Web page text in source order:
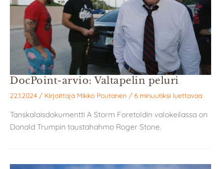
DocPoint-arvio: Valtapelin peluri
22.1.2024 / Kirjoittaja Mikko Poutanen / 6 minuutiksi luettavaa
Tanskalaisdokumentti A Storm Foretoldin valokeilassa on
Donald Trumpin taustahahmo Roger Stone.